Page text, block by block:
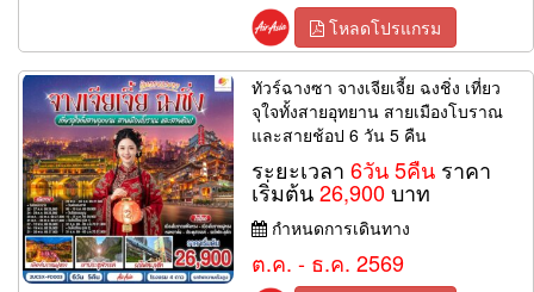
โหลดโปรแกรม
ทัวร์ฉางซา จางเจียเจี้ย ฉงชิ่ง เที่ยว
จุใจทั้งสายอุทยาน สายเมืองโบราณ
และสายช้อป 6 วัน 5 คืน
ระยะเวลา6วัน 5คืน ราคา
เริ่มต้น26,900บาท
กำหนดการเดินทาง
ต.ค. - ธ.ค. 2569